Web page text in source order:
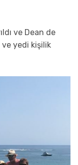
ve Dean de
yedi kişilik